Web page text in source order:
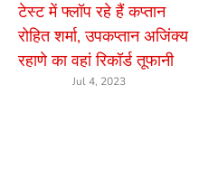
टेस्ट में फ्लॉप रहे हैं कप्तान
रोहित शर्मा, उपकप्तान अजिंक्य
रहाणे का वहां रिकॉर्ड तूफानी
Jul 4, 2023